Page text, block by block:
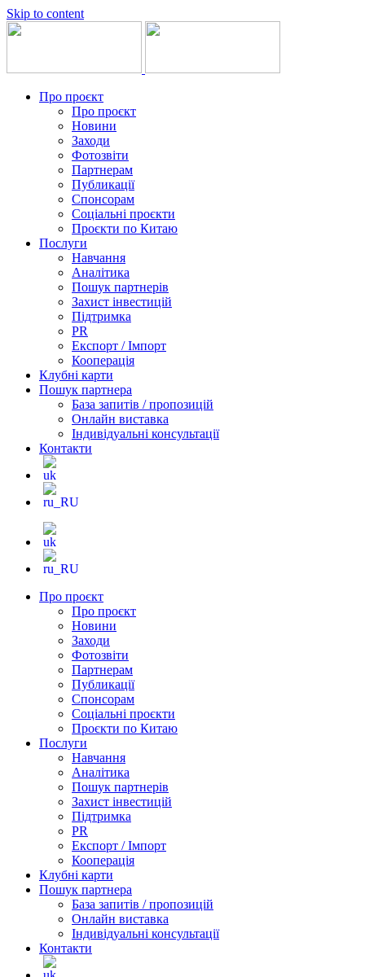
Skip to content
Про проєкт
Про проєкт
Новини
Заходи
Фотозвіти
Партнерам
Публикації
Спонсорам
Соціальні проєкти
Проєкти по Китаю
Послуги
Навчання
Аналітика
Пошук партнерів
Захист інвестицій
Підтримка
PR
Експорт / Імпорт
Кооперація
Клубні карти
Пошук партнера
База запитів / пропозицій
Онлайн виставка
Індивідуальні консультації
Контакти
Про проєкт
Про проєкт
Новини
Заходи
Фотозвіти
Партнерам
Публикації
Спонсорам
Соціальні проєкти
Проєкти по Китаю
Послуги
Навчання
Аналітика
Пошук партнерів
Захист інвестицій
Підтримка
PR
Експорт / Імпорт
Кооперація
Клубні карти
Пошук партнера
База запитів / пропозицій
Онлайн виставка
Індивідуальні консультації
Контакти